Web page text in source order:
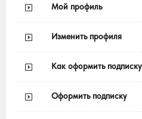
Мой профиль
Изменить профиля
Как оформить подписку
Оформить подписку